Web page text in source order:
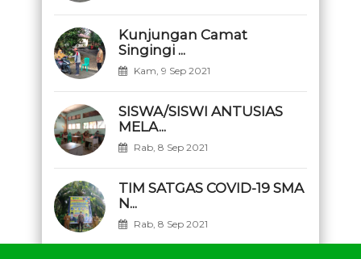
Kunjungan Camat
Singingi ...
Kam, 9 Sep 2021
SISWA/SISWI ANTUSIAS
MELA...
Rab, 8 Sep 2021
TIM SATGAS COVID-19 SMA
N...
Rab, 8 Sep 2021